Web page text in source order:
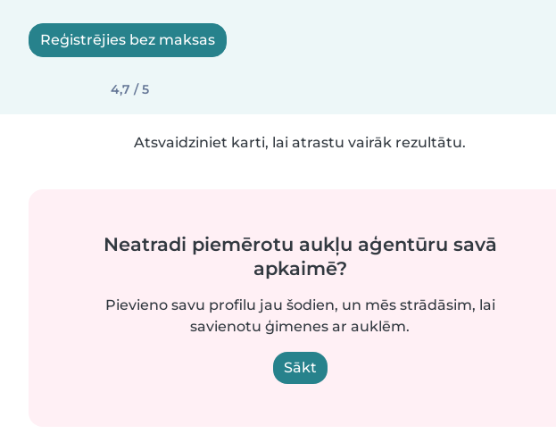
Reģistrējies bez maksas
4,7 / 5
Atsvaidziniet karti, lai atrastu vairāk rezultātu.
Neatradi piemērotu aukļu aģentūru savā
apkaimē?
Pievieno savu profilu jau šodien, un mēs strādāsim, lai
savienotu ģimenes ar auklēm.
Sākt